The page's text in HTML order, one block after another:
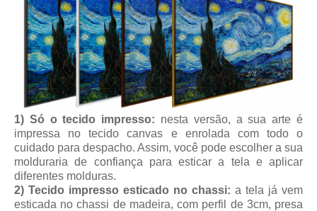
1) Só o tecido impresso: nesta versão, a sua arte é
impressa no tecido canvas e enrolada com todo o
cuidado para despacho. Assim, você pode escolher a sua
molduraria de confiança para esticar a tela e aplicar
diferentes molduras.
2) Tecido impresso esticado no chassi: a tela já vem
esticada no chassi de madeira, com perfil de 3cm, presa